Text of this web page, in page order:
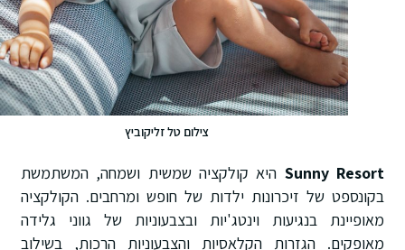
צילום טל זליקוביץ
Sunny Resortהיא קולקציה שמשית ושמחה, המשתמשת
בקונספט של זיכרונות ילדות של חופש ומרחבים. הקולקציה
מאופיינת בנגיעות וינטג'יות ובצבעוניות של גווני גלידה
מאופקים. הגזרות הקלאסיות והצבעוניות הרכות, בשילוב